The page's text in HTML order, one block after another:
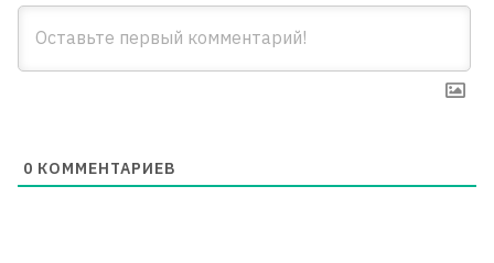
0 КОММЕНТАРИЕВ